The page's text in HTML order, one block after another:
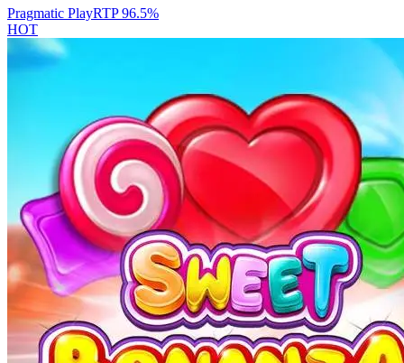
Pragmatic PlayRTP96.5%
HOT